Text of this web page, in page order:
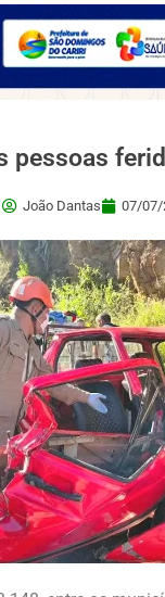
pessoas
João Dantas 07/07/